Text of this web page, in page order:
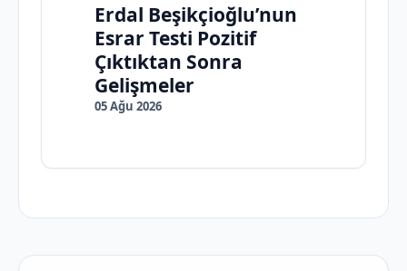
Erdal Beşikçioğlu’nun
Esrar Testi Pozitif
Çıktıktan Sonra
Gelişmeler
05 Ağu 2026